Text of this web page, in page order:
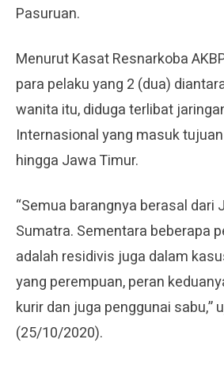
Pasuruan.
Menurut Kasat Resnarkoba
para pelaku yang 2 (dua)
wanita itu, diduga terlibat
Internasional yang masuk
hingga Jawa Timur.
“Semua barangnya berasal dari
Sumatra. Sementara beberapa
adalah residivis juga dalam
yang perempuan, peran
kurir dan juga penggunai sabu,”
(25/10/2020).